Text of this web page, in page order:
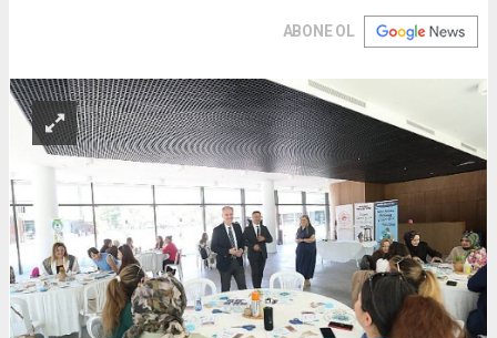
ABONE OL